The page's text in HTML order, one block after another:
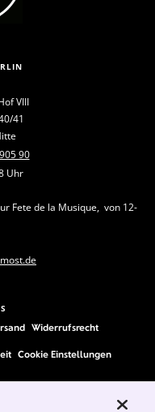
VIII
41
90
Uhr
Fete de la Musique, von 12-
Widerrufsrecht
Cookie Einstellungen